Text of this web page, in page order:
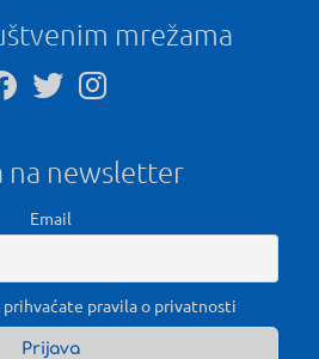
mrežama
na newsletter
Email
prihvaćate pravila o privatnosti